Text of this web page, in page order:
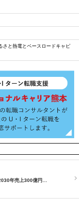
さと熱電とベースロードキャピ
年売上300億円…